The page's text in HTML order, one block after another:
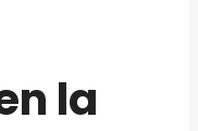
la